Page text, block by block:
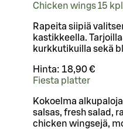
Chicken wings 15 kpl
Rapeita siipiä
kastikkeella.
kurkkutikuilla sekä
Hinta: 18,90 €
Fiesta platter
Kokoelma
salsas, fresh salad,
chicken wingsejä,